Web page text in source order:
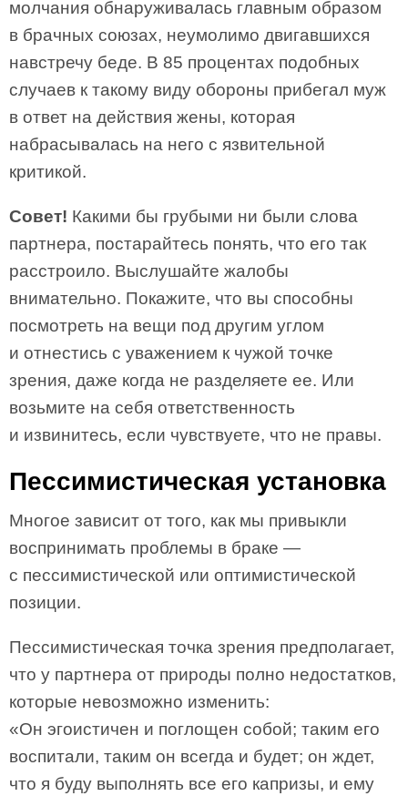
молчания обнаруживалась главным образом
в брачных союзах, неумолимо двигавшихся
навстречу беде. В 85 процентах подобных
случаев к такому виду обороны прибегал муж
в ответ на действия жены, которая
набрасывалась на него с язвительной
критикой.
Совет! Какими бы грубыми ни были слова
партнера, постарайтесь понять, что его так
расстроило. Выслушайте жалобы
внимательно. Покажите, что вы способны
посмотреть на вещи под другим углом
и отнестись с уважением к чужой точке
зрения, даже когда не разделяете ее. Или
возьмите на себя ответственность
и извинитесь, если чувствуете, что не правы.
Пессимистическая установка
Многое зависит от того, как мы привыкли
воспринимать проблемы в браке —
с пессимистической или оптимистической
позиции.
Пессимистическая точка зрения предполагает,
что у партнера от природы полно недостатков,
которые невозможно изменить:
«Он эгоистичен и поглощен собой; таким его
воспитали, таким он всегда и будет; он ждет,
что я буду выполнять все его капризы, и ему